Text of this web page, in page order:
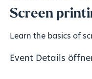
Screen
Learn the basics of
Event Details